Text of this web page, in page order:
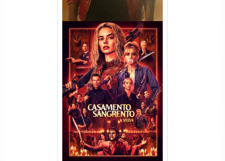
Casamento Sangrento: A
Viúva Torrent (2026) WEB-DL
720p/1080p/4K Dual Áudio